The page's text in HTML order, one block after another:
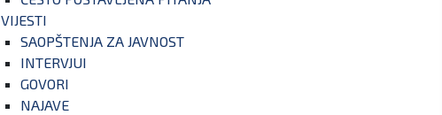
VIJESTI
SAOPŠTENJA ZA JAVNOST
INTERVJUI
GOVORI
NAJAVE